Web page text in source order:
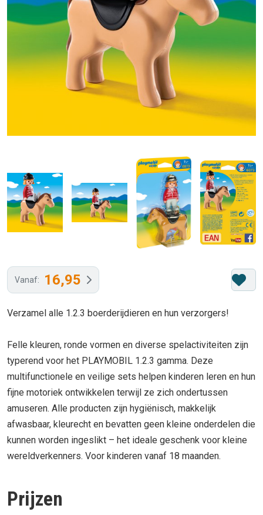
Vanaf: 16,95
Verzamel alle 1.2.3 boerderijdieren en hun verzorgers!
Felle kleuren, ronde vormen en diverse spelactiviteiten zijn
typerend voor het PLAYMOBIL 1.2.3 gamma. Deze
multifunctionele en veilige sets helpen kinderen leren en hun
fijne motoriek ontwikkelen terwijl ze zich ondertussen
amuseren. Alle producten zijn hygiënisch, makkelijk
afwasbaar, kleurecht en bevatten geen kleine onderdelen die
kunnen worden ingeslikt – het ideale geschenk voor kleine
wereldverkenners. Voor kinderen vanaf 18 maanden.
Prijzen